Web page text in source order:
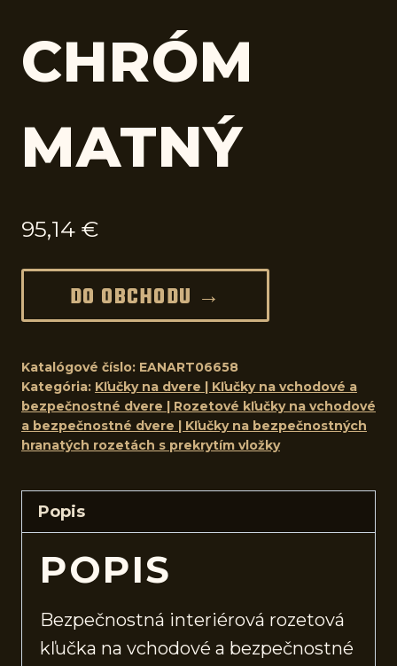
CHRÓM
MATNÝ
95,14 €
DO OBCHODU →
Katalógové číslo: EANART06658
Kategória: Kľučky na dvere | Kľučky na vchodové a
bezpečnostné dvere | Rozetové kľučky na vchodové
a bezpečnostné dvere | Kľučky na bezpečnostných
hranatých rozetách s prekrytím vložky
Popis
POPIS
Bezpečnostná interiérová rozetová
kľučka na vchodové a bezpečnostné